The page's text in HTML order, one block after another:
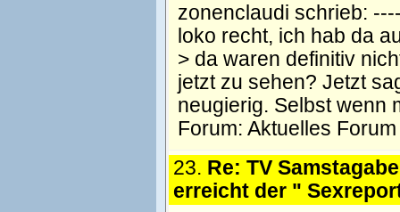
zonenclaudi schrieb:
loko recht, ich hab da
> da waren definitiv
jetzt zu sehen? Jetzt
neugierig. Selbst wenn
Forum: Aktuelles Forum
23. Re: TV
erreicht der "